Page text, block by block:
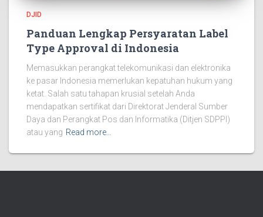
DJID
Panduan Lengkap Persyaratan Label
Type Approval di Indonesia
Memasukkan perangkat telekomunikasi dan elektronika
ke pasar Indonesia memerlukan kepatuhan hukum yang
ketat. Salah satu tahapan krusial setelah Anda
mendapatkan sertifikat dari Direktorat Jenderal Sumber
Daya dan Perangkat Pos dan Informatika (Ditjen SDPPI)
atau yang Read more…